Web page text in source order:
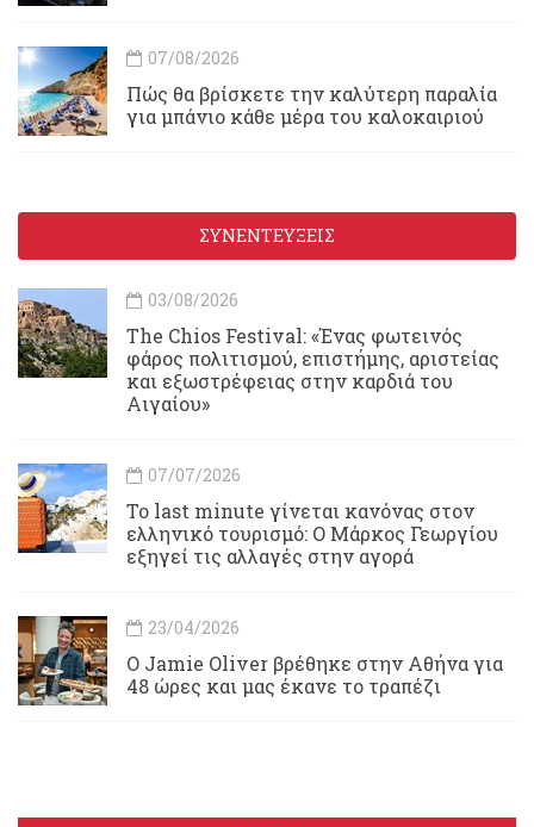
07/08/2026
Πώς θα βρίσκετε την καλύτερη παραλία
για μπάνιο κάθε μέρα του καλοκαιριού
ΣΥΝΕΝΤΕΥΞΕΙΣ
03/08/2026
Τhe Chios Festival: «Ένας φωτεινός
φάρος πολιτισμού, επιστήμης, αριστείας
και εξωστρέφειας στην καρδιά του
Αιγαίου»
07/07/2026
Το last minute γίνεται κανόνας στον
ελληνικό τουρισμό: Ο Μάρκος Γεωργίου
εξηγεί τις αλλαγές στην αγορά
23/04/2026
Ο Jamie Oliver βρέθηκε στην Αθήνα για
48 ώρες και μας έκανε το τραπέζι